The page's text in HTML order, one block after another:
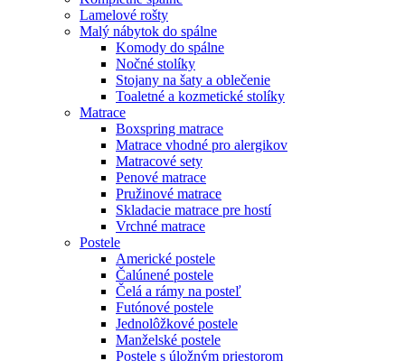
Lamelové rošty
Malý nábytok do spálne
Komody do spálne
Nočné stolíky
Stojany na šaty a oblečenie
Toaletné a kozmetické stolíky
Matrace
Boxspring matrace
Matrace vhodné pro alergikov
Matracové sety
Penové matrace
Pružinové matrace
Skladacie matrace pre hostí
Vrchné matrace
Postele
Americké postele
Čalúnené postele
Čelá a rámy na posteľ
Futónové postele
Jednolôžkové postele
Manželské postele
Postele s úložným priestorom